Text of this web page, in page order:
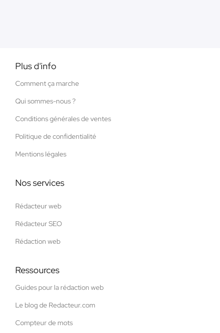
Plus d'info
Comment ça marche
Qui sommes-nous ?
Conditions générales de ventes
Politique de confidentialité
Mentions légales
Nos services
Rédacteur web
Rédacteur SEO
Rédaction web
Ressources
Guides pour la rédaction web
Le blog de Redacteur.com
Compteur de mots